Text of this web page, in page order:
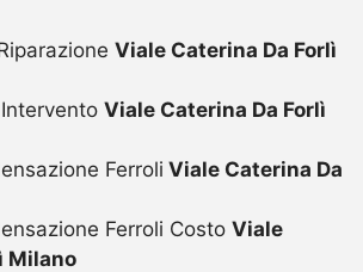
Viale Caterina Da Forlì
Viale Caterina Da Forlì
Ferroli Viale Caterina Da
Ferroli Costo Viale
Milano